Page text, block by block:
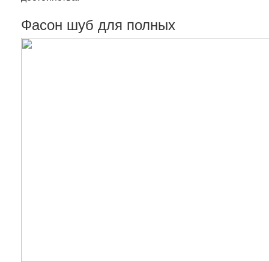
Фасон шуб для полных